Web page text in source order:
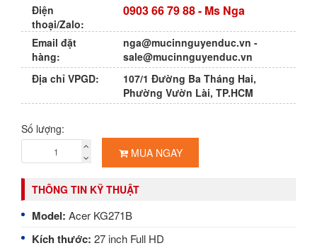
Điện
thoại/Zalo:
0903 66 79 88- Ms Nga
Email đặt
hàng:
nga@mucinnguyenduc.vn -
sale@mucinnguyenduc.vn
Địa chỉ VPGD:
107/1 Đường Ba Tháng Hai,
Phường Vườn Lài, TP.HCM
Số lượng:
MUA NGAY
THÔNG TIN KỸ THUẬT
Model: Acer KG271B
Kích thước: 27 inch Full HD